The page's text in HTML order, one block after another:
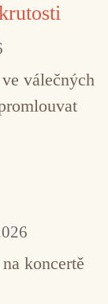
válečných
koncertě